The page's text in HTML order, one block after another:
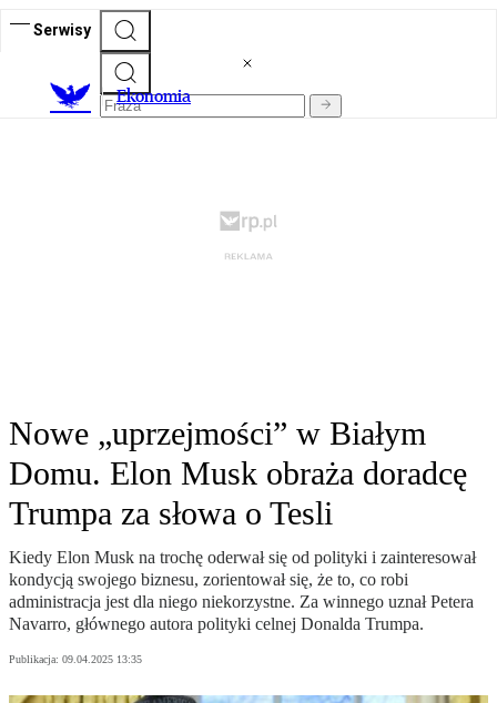
Serwisy
Ekonomia
Nowe „uprzejmości” w Białym
Domu. Elon Musk obraża doradcę
Trumpa za słowa o Tesli
Kiedy Elon Musk na trochę oderwał się od polityki i zainteresował
kondycją swojego biznesu, zorientował się, że to, co robi
administracja jest dla niego niekorzystne. Za winnego uznał Petera
Navarro, głównego autora polityki celnej Donalda Trumpa.
Publikacja: 09.04.2025 13:35